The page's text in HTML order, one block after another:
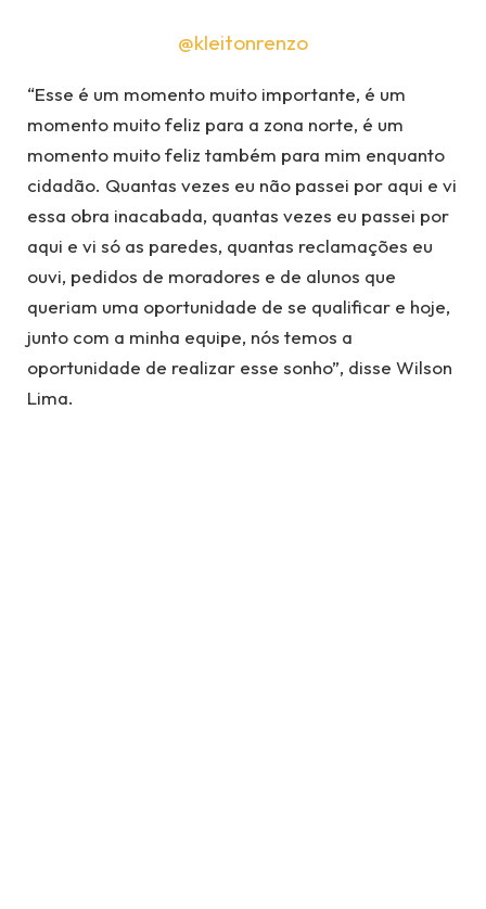
@kleitonrenzo
“Esse é um momento muito importante, é um
momento muito feliz para a zona norte, é um
momento muito feliz também para mim enquanto
cidadão. Quantas vezes eu não passei por aqui e vi
essa obra inacabada, quantas vezes eu passei por
aqui e vi só as paredes, quantas reclamações eu
ouvi, pedidos de moradores e de alunos que
queriam uma oportunidade de se qualificar e hoje,
junto com a minha equipe, nós temos a
oportunidade de realizar esse sonho”, disse Wilson
Lima.